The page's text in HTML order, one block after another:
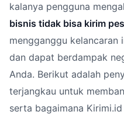
kalanya pengguna
bisnis tidak bisa kirim
mengganggu kelancaran
dan dapat berdampak
Anda. Berikut adalah
terjangkau untuk
serta bagaimana